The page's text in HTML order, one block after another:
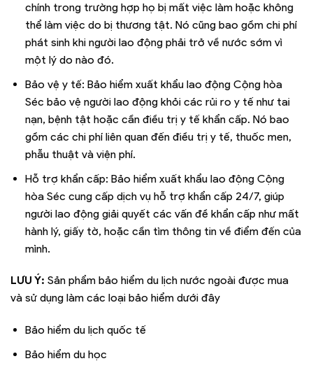
chính trong trường hợp họ bị mất việc làm hoặc không
thể làm việc do bị thương tật. Nó cũng bao gồm chi phí
phát sinh khi người lao động phải trở về nước sớm vì
một lý do nào đó.
Bảo vệ y tế: Bảo hiểm xuất khẩu lao động Cộng hòa
Séc bảo vệ người lao động khỏi các rủi ro y tế như tai
nạn, bệnh tật hoặc cần điều trị y tế khẩn cấp. Nó bao
gồm các chi phí liên quan đến điều trị y tế, thuốc men,
phẫu thuật và viện phí.
Hỗ trợ khẩn cấp: Bảo hiểm xuất khẩu lao động Cộng
hòa Séc cung cấp dịch vụ hỗ trợ khẩn cấp 24/7, giúp
người lao động giải quyết các vấn đề khẩn cấp như mất
hành lý, giấy tờ, hoặc cần tìm thông tin về điểm đến của
mình.
LƯU Ý: Sản phẩm bảo hiểm du lịch nước ngoài được mua
và sử dụng làm các loại bảo hiểm dưới đây
Bảo hiểm du lịch quốc tế
Bảo hiểm du học